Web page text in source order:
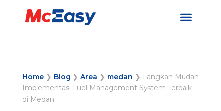
Home❯ Blog ❯ Area ❯ medan ❯ Langkah Mudah
Implementasi Fuel Management System Terbaik
di Medan